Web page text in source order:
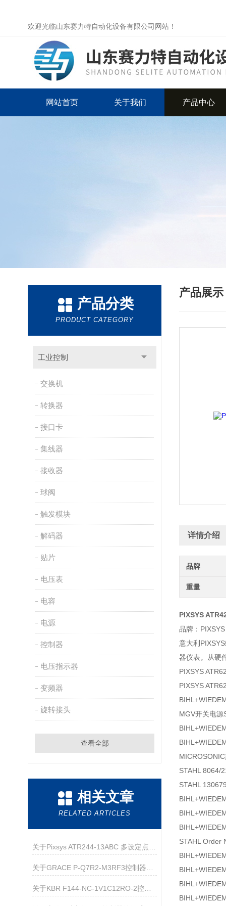
欢迎光临山东赛力特自动化设备有限公司网站！
网站首页 关于我们 产品中心
产品分类
PRODUCT CATEGORY
工业控制
交换机
转换器
接口卡
集线器
接收器
球阀
触发模块
解码器
贴片
电压表
电容
电源
控制器
电压指示器
变频器
旋转接头
查看全部
相关文章
RELATED ARTICLES
关于KBR F144-NC-1V1C12RO-2控制器的产品介绍
产品展示
详情介绍
品牌
重量
PIXSYS
品牌：PIXSYS
意大利
器仪表。从硬
PIXSYS
PIXSYS
MGV开关电
STAHL 8064/
STAHL
STAHL Order